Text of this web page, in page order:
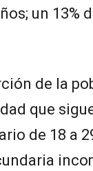
un 13%
de la
que
de 18 a